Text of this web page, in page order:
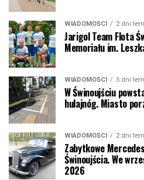
WIADOMOŚCI 2 dni
Jarigol Team Flota
Memoriału im.
WIADOMOŚCI 5 dni
W Świnoujściu
hulajnóg. Miasto
WIADOMOŚCI 2 dni
Zabytkowe
Świnoujścia. We
2026